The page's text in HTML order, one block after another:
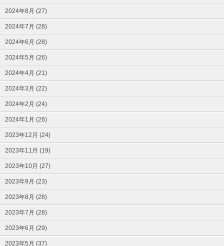
2024年8月 (27)
2024年7月 (28)
2024年6月 (28)
2024年5月 (26)
2024年4月 (21)
2024年3月 (22)
2024年2月 (24)
2024年1月 (26)
2023年12月 (24)
2023年11月 (19)
2023年10月 (27)
2023年9月 (23)
2023年8月 (28)
2023年7月 (28)
2023年6月 (29)
2023年5月 (37)